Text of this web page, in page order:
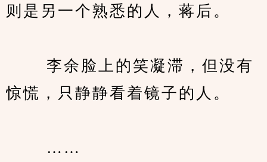
则是另一个熟悉的人，蒋后。
李余脸上的笑凝滞，但没有
惊慌，只静静看着镜子的人。
……